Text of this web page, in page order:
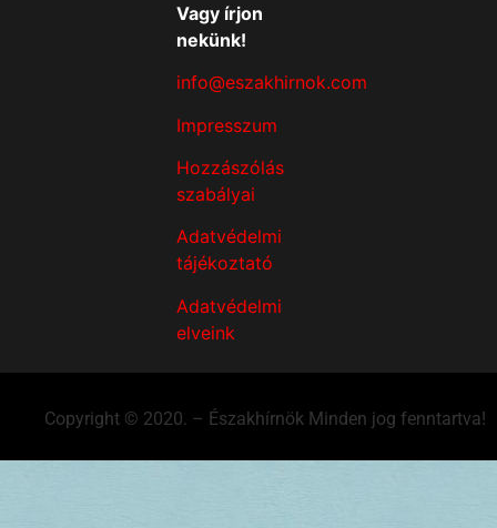
Vagy írjon
nekünk!
info@eszakhirnok.com
Impresszum
Hozzászólás
szabályai
Adatvédelmi
tájékoztató
Adatvédelmi
elveink
Copyright © 2020. – Északhírnök Minden jog fenntartva!